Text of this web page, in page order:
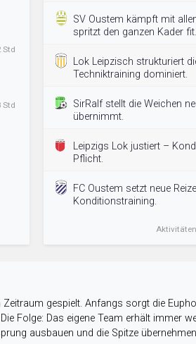
Std
Std
SV Oustem kämpft mit
spritzt den ganzen Kader fit.
Lok Leipzisch strukturiert
Techniktraining dominiert.
SirRalf stellt die Weichen
übernimmt.
Leipzigs Lok justiert –
Pflicht.
FC Oustem setzt neue
Konditionstraining.
gespielt. Anfangs sorgt die
Folge: Das eigene Team erhält immer
ausbauen und die Spitze